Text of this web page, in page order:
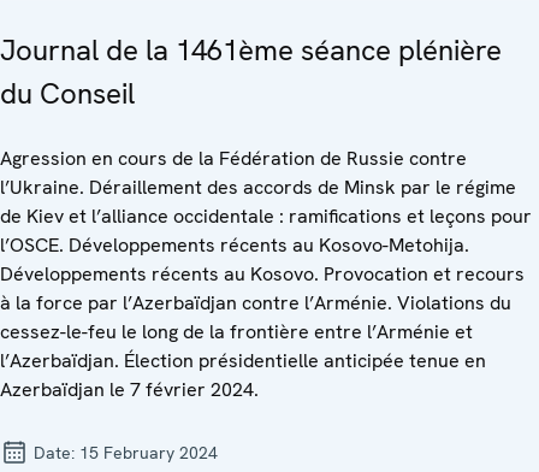
Journal de la 1461ème séance plénière
du Conseil
Agression en cours de la Fédération de Russie contre
l’Ukraine. Déraillement des accords de Minsk par le régime
de Kiev et l’alliance occidentale : ramifications et leçons pour
l’OSCE. Développements récents au Kosovo-Metohija.
Développements récents au Kosovo. Provocation et recours
à la force par l’Azerbaïdjan contre l’Arménie. Violations du
cessez-le-feu le long de la frontière entre l’Arménie et
l’Azerbaïdjan. Élection présidentielle anticipée tenue en
Azerbaïdjan le 7 février 2024.
Date: 15 February 2024